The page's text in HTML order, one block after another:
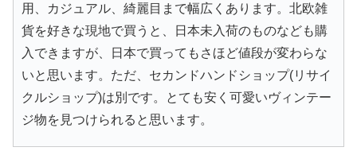
用、カジュアル、綺麗目まで幅広くあります。北欧雑
貨を好きな現地で買うと、日本未入荷のものなども購
入できますが、日本で買ってもさほど値段が変わらな
いと思います。ただ、セカンドハンドショップ(リサイ
クルショップ)は別です。とても安く可愛いヴィンテー
ジ物を見つけられると思います。